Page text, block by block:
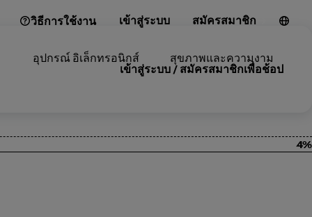
วิธีการใช้งาน เข้าสู่ระบบ สมัครสมาชิก
อุปกรณ์ อิเล็กทรอนิกส์ สุขภาพและความงาม
เข้าสู่ระบบ / สมัครสมาชิกเพื่อช้อป
4%